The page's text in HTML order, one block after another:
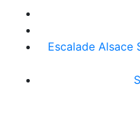
Escalade Alsace